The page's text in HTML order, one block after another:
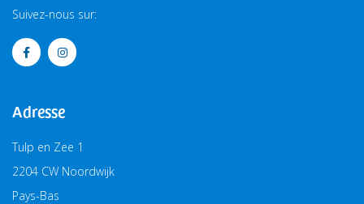
Suivez-nous sur:
Adresse
Tulp en Zee 1
2204 CW Noordwijk
Pays-Bas